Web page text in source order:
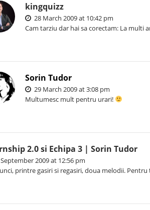
kingquizz
28 March 2009 at 10:42 pm
Cam tarziu dar hai sa corectam: La multi
Sorin Tudor
29 March 2009 at 3:08 pm
Multumesc mult pentru urari!
2.0 si Echipa 3 | Sorin Tudor
2009 at 12:56 pm
printre gasiri si regasiri, doua melodii.